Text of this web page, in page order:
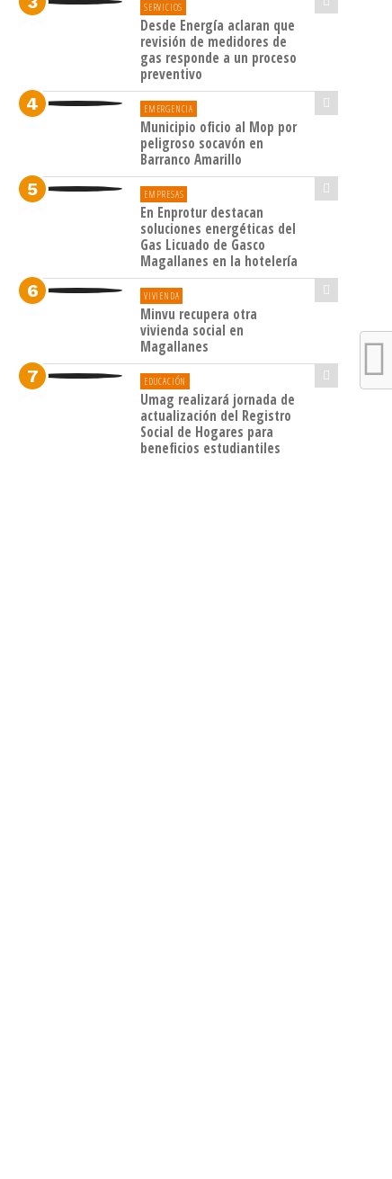
SERVICIOS
Desde Energía aclaran que
revisión de medidores de
gas responde a un proceso
preventivo
EMERGENCIA
Municipio oficio al Mop por
peligroso socavón en
Barranco Amarillo
EMPRESAS
En Enprotur destacan
soluciones energéticas del
Gas Licuado de Gasco
Magallanes en la hotelería
VIVIENDA
Minvu recupera otra
vivienda social en
Magallanes
EDUCACIÓN
Umag realizará jornada de
actualización del Registro
Social de Hogares para
beneficios estudiantiles